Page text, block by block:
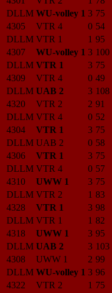
DLLM WU-volley 1 3 75
4305
VTR 4 0 54
DLLM VTR 1 1 95
4307
WU-volley 1 3 100
DLLM VTR 1 3 75
4309
VTR 4 0 49
DLLM UAB 2 3 108
4320
VTR 2 2 91
DLLM VTR 4 0 52
4304
VTR 1 3 75
DLLM UAB 2 0 58
4306
VTR 1 3 75
DLLM VTR 4 0 57
4310
UWW 1 3 75
DLLM VTR 2 1 83
4328
VTR 1 3 98
DLLM VTR 1 1 82
4318
UWW 1 3 95
DLLM UAB 2 3 103
4308
UWW 1 2 99
DLLM WU-volley 1 3 96
4322
VTR 2 1 75